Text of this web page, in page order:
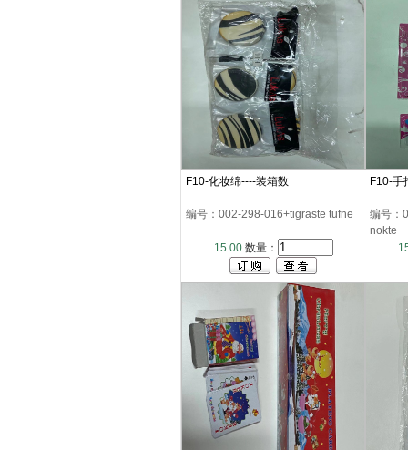
F10-化妆绵----装箱数
编号：002-298-016+tigraste tufne
15.00数量：
F10-手
编号：
nokte